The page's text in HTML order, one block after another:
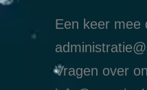
Een keer mee
Vragen over